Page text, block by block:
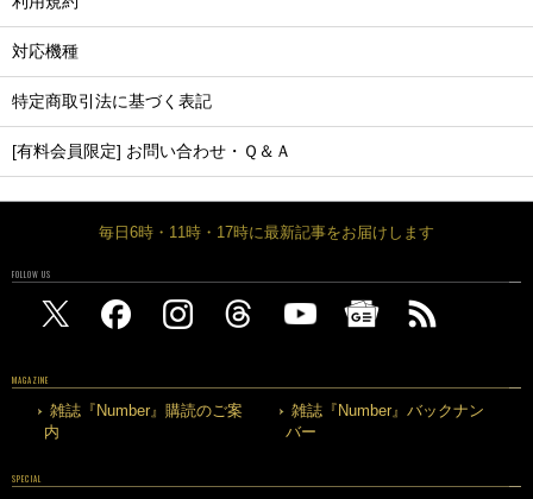
対応機種
特定商取引法に基づく表記
[有料会員限定] お問い合わせ・Ｑ＆Ａ
毎日6時・11時・17時に最新記事をお届けします
FOLLOW US
MAGAZINE
雑誌『Number』購読のご案
内
雑誌『Number』バックナン
バー
SPECIAL